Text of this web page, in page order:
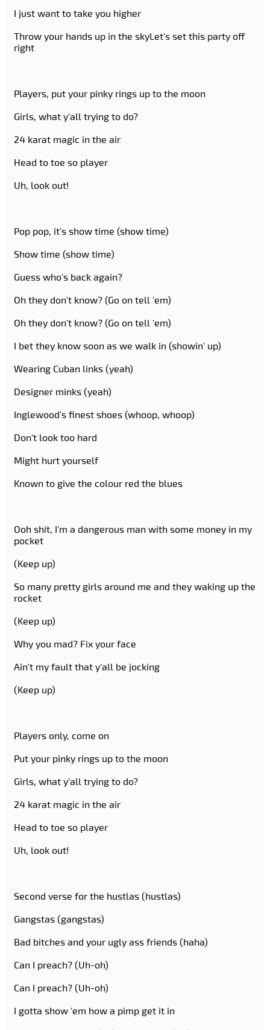
I just want to take you higher
Throw your hands up in the skyLet's set this party off
right
Players, put your pinky rings up to the moon
Girls, what y'all trying to do?
24 karat magic in the air
Head to toe so player
Uh, look out!
Pop pop, it's show time (show time)
Show time (show time)
Guess who's back again?
Oh they don't know? (Go on tell 'em)
Oh they don't know? (Go on tell 'em)
I bet they know soon as we walk in (showin' up)
Wearing Cuban links (yeah)
Designer minks (yeah)
Inglewood's finest shoes (whoop, whoop)
Don't look too hard
Might hurt yourself
Known to give the colour red the blues
Ooh shit, I'm a dangerous man with some money in my
pocket
(Keep up)
So many pretty girls around me and they waking up the
rocket
(Keep up)
Why you mad? Fix your face
Ain't my fault that y'all be jocking
(Keep up)
Players only, come on
Put your pinky rings up to the moon
Girls, what y'all trying to do?
24 karat magic in the air
Head to toe so player
Uh, look out!
Second verse for the hustlas (hustlas)
Gangstas (gangstas)
Bad bitches and your ugly ass friends (haha)
Can I preach? (Uh-oh)
Can I preach? (Uh-oh)
I gotta show 'em how a pimp get it in